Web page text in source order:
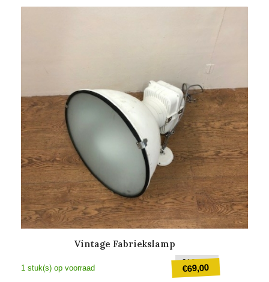
Vintage Fabriekslamp
€100,00
prijs
€69,00
1 stuk(s) op voorraad